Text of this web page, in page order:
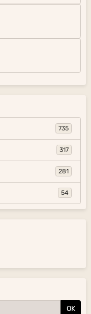
735
317
281
54
OK